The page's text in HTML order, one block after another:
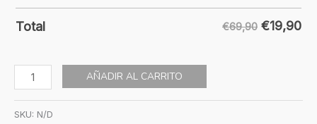
Total €69,90 €19,90
AÑADIR AL CARRITO
SKU: N/D